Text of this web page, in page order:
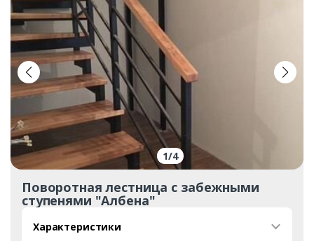
1/4
Поворотная лестница с забежными
ступенями "Албена"
Характеристики